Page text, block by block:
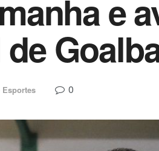
e
Esportes 0